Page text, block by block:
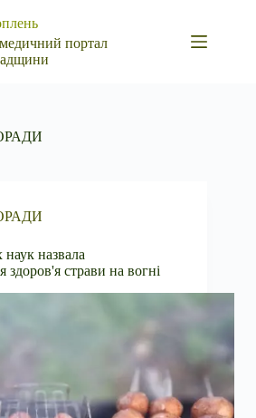
портал
назвала
здоров'я страви на вогні